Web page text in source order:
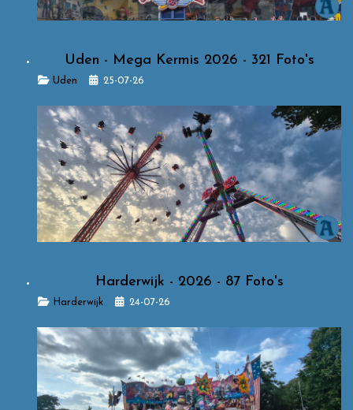
Uden - Mega Kermis 2026 - 321 Foto's
Details
Uden 25-07-26
Harderwijk - 2026 - 87 Foto's
DetailsHarderwijk 24-07-26